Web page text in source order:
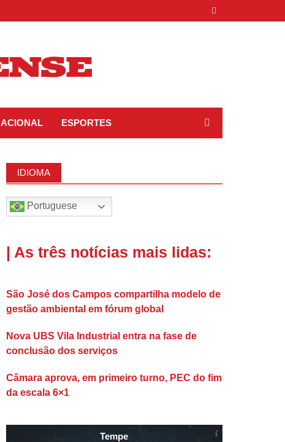
ESPORTES
IDIOMA
Portuguese
| As três notícias mais lidas:
São José dos Campos compartilha modelo de
gestão ambiental em fórum global
Nova UBS Vila Industrial entra na fase de
conclusão dos serviços
Câmara aprova, em primeiro turno, PEC do fim
da escala 6×1
Tempe